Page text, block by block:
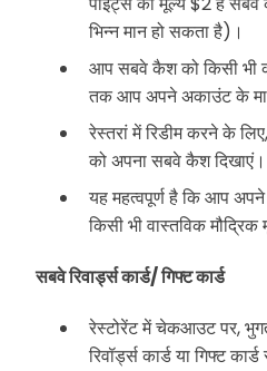
भिन्न मान हो सकता है)।
आप सबवे कैश को किसी भी
तक आप अपने अकाउंट के
रेस्तरां में रिडीम करने के
को अपना सबवे कैश दिखाएं।
यह महत्वपूर्ण है कि आप
किसी भी वास्तविक
सबवे रिवार्ड्स कार्ड/ गिफ्ट कार्ड
रेस्टोरेंट में चेकआउट पर,
रिवॉर्ड्स कार्ड या गिफ्ट